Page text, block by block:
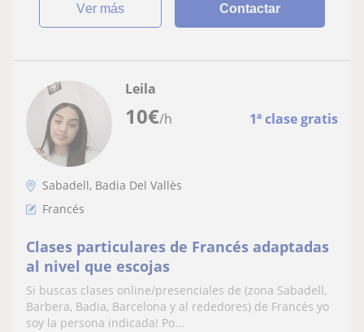
ver más Contactar
10€/h 1ª clase gratis
Leila
Sabadell, Badia Del Vallès
Francés
Clases particulares de Francés adaptadas
al nivel que escojas
Si buscas clases online/presenciales de (zona Sabadell,
Barbera, Badia, Barcelona y al rededores) de Francés yo
soy la persona indicada! Po...